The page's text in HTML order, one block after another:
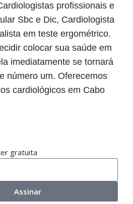
profissionais e
Sbc e Dic, Cardiologista
em teste ergométrico.
colocar sua saúde em
imediatamente se tornará
número um. Oferecemos
cardiológicos em Cabo
gratuita
Assinar